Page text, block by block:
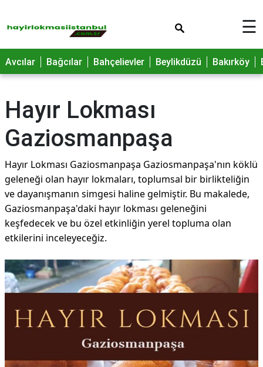
☰
Avcılar Bağcılar Bahçelievler Beylikdüzü Bakırköy
Hayır Lokması
Gaziosmanpaşa
Hayır Lokması Gaziosmanpaşa Gaziosmanpaşa'nın köklü
geleneği olan hayır lokmaları, toplumsal bir birlikteliğin
ve dayanışmanın simgesi haline gelmiştir. Bu makalede,
Gaziosmanpaşa'daki hayır lokması geleneğini
keşfedecek ve bu özel etkinliğin yerel topluma olan
etkilerini inceleyeceğiz.